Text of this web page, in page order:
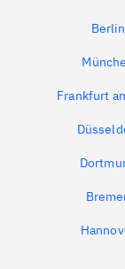
Berlin
Frankfurt